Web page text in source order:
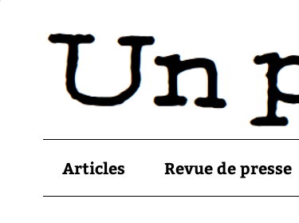
Articles Revue de presse